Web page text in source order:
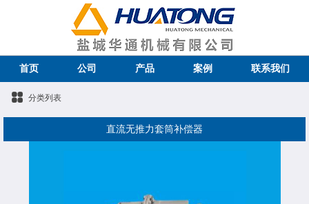
首页 公司 产品 案例 联系我们
分类列表
直流无推力套筒补偿器